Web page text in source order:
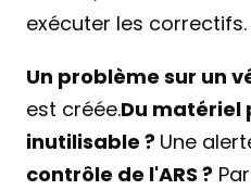
exécuter les correctifs.
Un problème sur un
est créée.Du matériel
inutilisable ? Une
contrôle de l'ARS ?